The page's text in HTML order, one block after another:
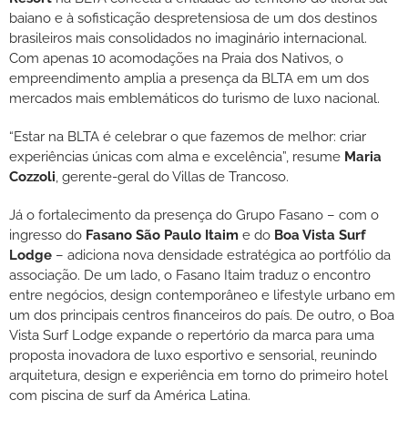
baiano e à sofisticação despretensiosa de um dos destinos
brasileiros mais consolidados no imaginário internacional.
Com apenas 10 acomodações na Praia dos Nativos, o
empreendimento amplia a presença da BLTA em um dos
mercados mais emblemáticos do turismo de luxo nacional.
“Estar na BLTA é celebrar o que fazemos de melhor: criar
experiências únicas com alma e excelência”, resume Maria
Cozzoli, gerente-geral do Villas de Trancoso.
Já o fortalecimento da presença do Grupo Fasano – com o
ingresso do Fasano São Paulo Itaim e do Boa Vista Surf
Lodge – adiciona nova densidade estratégica ao portfólio da
associação. De um lado, o Fasano Itaim traduz o encontro
entre negócios, design contemporâneo e lifestyle urbano em
um dos principais centros financeiros do país. De outro, o Boa
Vista Surf Lodge expande o repertório da marca para uma
proposta inovadora de luxo esportivo e sensorial, reunindo
arquitetura, design e experiência em torno do primeiro hotel
com piscina de surf da América Latina.